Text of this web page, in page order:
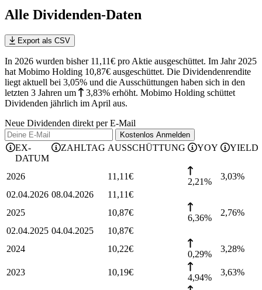
Alle Dividenden-Daten
Export als CSV
In 2026 wurden bisher 11,11€ pro Aktie ausgeschüttet. Im Jahr 2025
hat Mobimo Holding 10,87€ ausgeschüttet. Die Dividendenrendite
liegt aktuell bei 3,05% und die Ausschüttungen haben sich in den
letzten 3 Jahren um 3,83% erhöht. Mobimo Holding schüttet
Dividenden jährlich im April aus.
Neue Dividenden direkt per E-Mail
Kostenlos Anmelden
EX-
DATUM
ZAHLTAG AUSSCHÜTTUNG YOY YIELD
2026 11,11€
2,21%
3,03%
02.04.2026 08.04.2026 11,11€
2025
10,87€
6,36%
2,76%
02.04.2025 04.04.2025 10,87€
2024
10,22€
0,29%
3,28%
2023 10,19€
4,94%
3,63%